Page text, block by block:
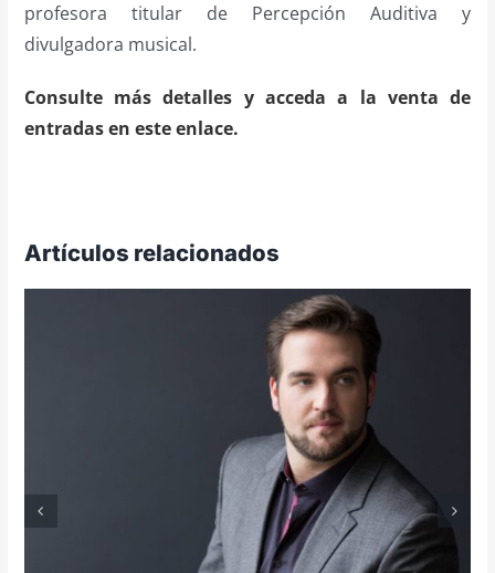
profesora titular de Percepción Auditiva y
divulgadora musical.
Consulte más detalles y acceda a la venta de
entradas en este enlace.
Artículos relacionados